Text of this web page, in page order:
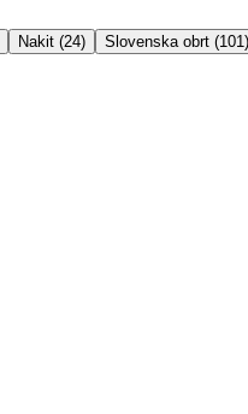
Nakit (24) Slovenska obrt (101 )